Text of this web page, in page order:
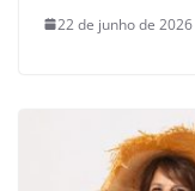
22 de junho de 2026